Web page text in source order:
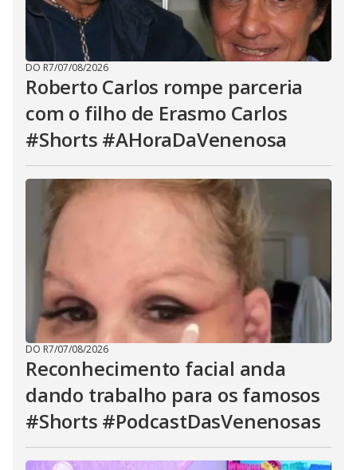
DO R7/07/08/2026
Roberto Carlos rompe parceria
com o filho de Erasmo Carlos
#Shorts #AHoraDaVenenosa
DO R7/07/08/2026
Reconhecimento facial anda
dando trabalho para os famosos
#Shorts #PodcastDasVenenosas